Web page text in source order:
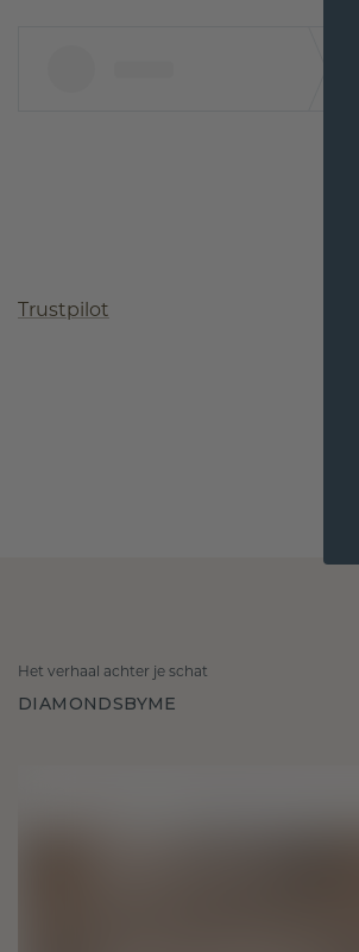
Trustpilot
Het verhaal achter je schat
DIAMONDSBYME